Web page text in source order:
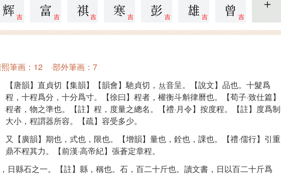
吉
辉 吉
富 吉
祺 吉
寒 吉
彭 吉
雄 吉
曾 更多
熙筆画：12 ·部外筆画：7
【唐韻】直貞切【集韻】【韻會】馳貞切，
音呈。【說文】品也。十髮爲
程，十程爲分，十分爲寸。【徐曰】程者，權衡斗斛律曆也。【荀子·致仕篇】
程者，物之準也。【註】程，度量之總名。【禮·月令】按度程。【註】度爲制
大小，程謂器所容。【疏】容受多少。
又【廣韻】期也，式也，限也。【增韻】量也，銓也，課也。【禮·儒行】引重
鼎不程其力。【前漢·高帝紀】張蒼定章程。
日縣石之一。【註】縣，稱也。石，百二十斤也。讀文書，日以百二十斤爲